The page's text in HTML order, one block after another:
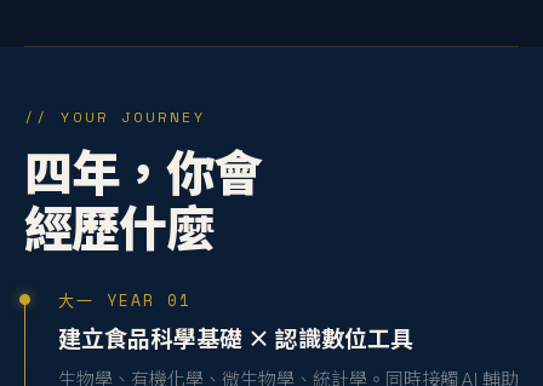
// YOUR JOURNEY
四年，你會
經歷什麼
大一 YEAR 01
建立食品科學基礎 × 認識數位工具